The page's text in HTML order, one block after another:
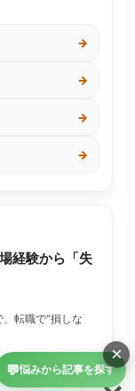
→
→
→
→
経験から「失
転職で“損しな
💬悩みから記事を探す
×